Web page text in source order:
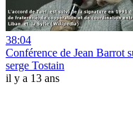
38:04
Conférence de Jean Barrot
serge Tostain
il y a 13 ans